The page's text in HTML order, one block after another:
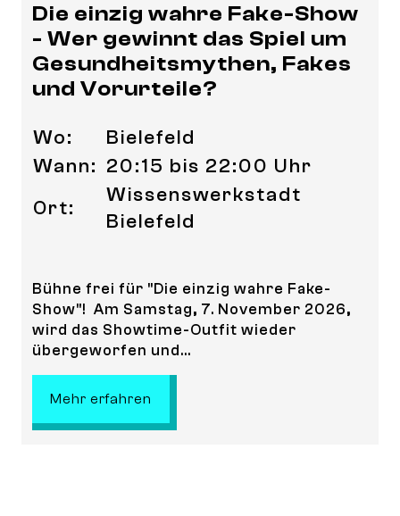
Die einzig wahre Fake-Show
- Wer gewinnt das Spiel um
Gesundheitsmythen, Fakes
und Vorurteile?
Wo:
Bielefeld
Wann: 20:15 bis 22:00 Uhr
Ort:
Wissenswerkstadt
Bielefeld
Bühne frei für "Die einzig wahre Fake-
Show"! Am Samstag, 7. November 2026,
wird das Showtime-Outfit wieder
übergeworfen und...
Mehr erfahren